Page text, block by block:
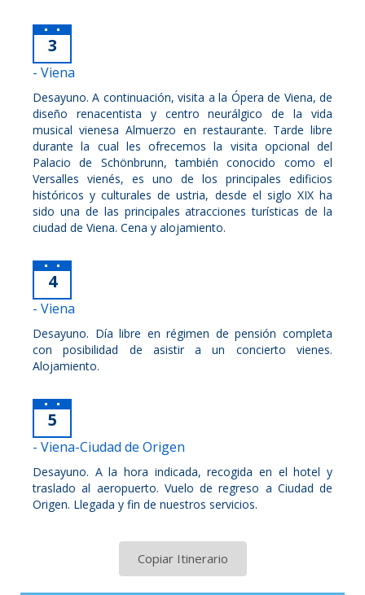
3
- Viena
Desayuno. A continuación, visita a la Ópera de Viena, de
diseño renacentista y centro neurálgico de la vida
musical vienesa Almuerzo en restaurante. Tarde libre
durante la cual les ofrecemos la visita opcional del
Palacio de Schönbrunn, también conocido como el
Versalles vienés, es uno de los principales edificios
históricos y culturales de ustria, desde el siglo XIX ha
sido una de las principales atracciones turísticas de la
ciudad de Viena. Cena y alojamiento.
4
- Viena
Desayuno. Día libre en régimen de pensión completa
con posibilidad de asistir a un concierto vienes.
Alojamiento.
5
- Viena-Ciudad de Origen
Desayuno. A la hora indicada, recogida en el hotel y
traslado al aeropuerto. Vuelo de regreso a Ciudad de
Origen. Llegada y fin de nuestros servicios.
Copiar Itinerario